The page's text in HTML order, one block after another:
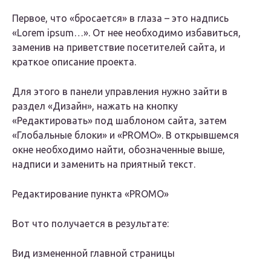
Первое, что «бросается» в глаза – это надпись
«Lorem ipsum…». От нее необходимо избавиться,
заменив на приветствие посетителей сайта, и
краткое описание проекта.
Для этого в панели управления нужно зайти в
раздел «Дизайн», нажать на кнопку
«Редактировать» под шаблоном сайта, затем
«Глобальные блоки» и «PROMO». В открывшемся
окне необходимо найти, обозначенные выше,
надписи и заменить на приятный текст.
Редактирование пункта «PROMO»
Вот что получается в результате:
Вид измененной главной страницы